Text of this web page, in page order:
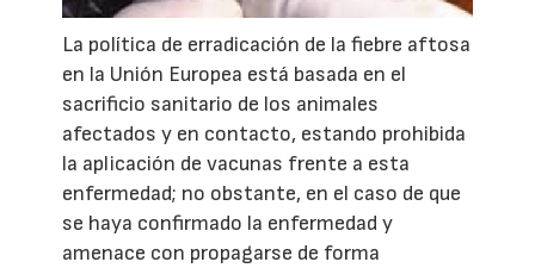
La política de erradicación de la fiebre aftosa
en la Unión Europea está basada en el
sacrificio sanitario de los animales
afectados y en contacto, estando prohibida
la aplicación de vacunas frente a esta
enfermedad; no obstante, en el caso de que
se haya confirmado la enfermedad y
amenace con propagarse de forma